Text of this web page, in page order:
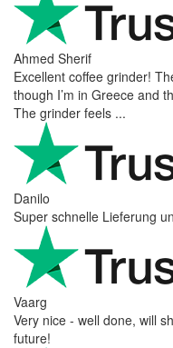
Ahmed Sherif
Excellent coffee grinder!
though I’m in Greece and
The grinder feels ...
Danilo
Super schnelle Lieferung
Vaarg
Very nice - well done, will
future!